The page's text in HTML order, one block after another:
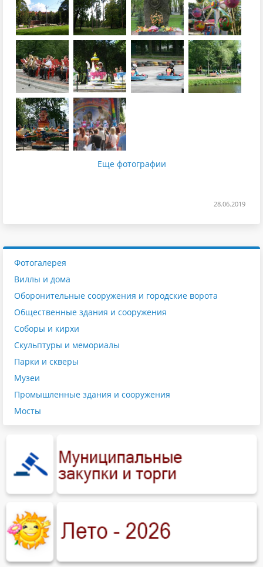
Еще фотографии
28.06.2019
Фотогалерея
Виллы и дома
Оборонительные сооружения и городские ворота
Общественные здания и сооружения
Соборы и кирхи
Скульптуры и мемориалы
Парки и скверы
Музеи
Промышленные здания и сооружения
Мосты